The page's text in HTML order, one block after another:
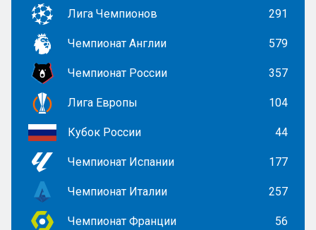
Лига Чемпионов 291
Чемпионат Англии 579
Чемпионат России 357
Лига Европы 104
Кубок России 44
Чемпионат Испании 177
Чемпионат Италии 257
Чемпионат Франции 56